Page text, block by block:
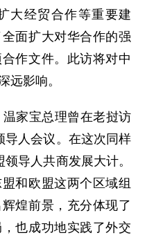
大经贸合作等重要建
面扩大对华合作的强
作文件。此访将对中
远影响。
家宝总理曾在老挝访
导人会议。在这次同样
导人共商发展大计。
和欧盟这两个区域组
煌前景，充分体现了
也成功地实践了外交